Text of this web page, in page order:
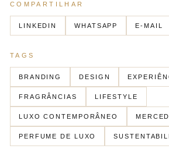
COMPARTILHAR
LINKEDIN WHATSAPP E-MAIL
TAGS
BRANDING DESIGN
FRAGRÂNCIAS LIFESTYLE
LUXO CONTEMPORÂNEO
PERFUME DE LUXO